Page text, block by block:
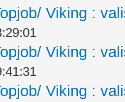
Viking :
Viking :
Viking :